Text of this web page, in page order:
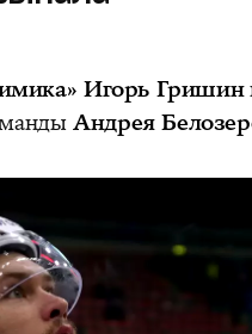
Игорь Гришин
Андрея